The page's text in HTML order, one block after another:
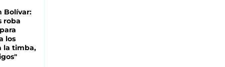
Bolívar:
roba
los
la timba,